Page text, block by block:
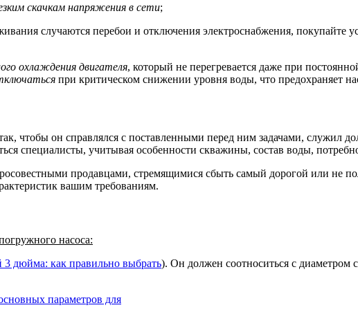
скачкам напряжения в сети;
случаются перебои и отключения электроснабжения, покупайте
охлаждения двигателя, который не перегревается даже при
при критическом снижении уровня воды, что предохраняет
чтобы он справлялся с поставленными перед ним задачами, служил
специалисты, учитывая особенности скважины, состав воды,
продавцами, стремящимися сбыть самый дорогой или не
вашим требованиям.
насоса:
дюйма: как правильно выбрать). Он должен соотноситься с диаметром